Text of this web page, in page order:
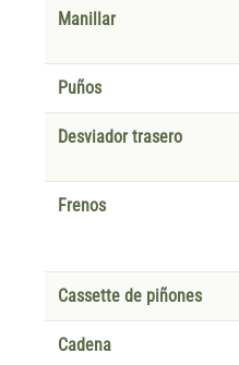
Manillar
Puños
Desviador trasero
Frenos
Cassette de piñones
Cadena